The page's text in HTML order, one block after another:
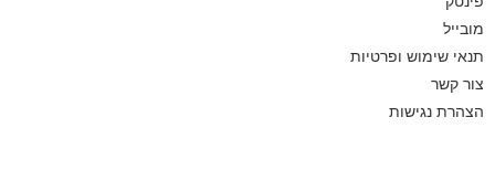
מובייל
תנאי שימוש ופרטיות
צור קשר
הצהרת נגישות